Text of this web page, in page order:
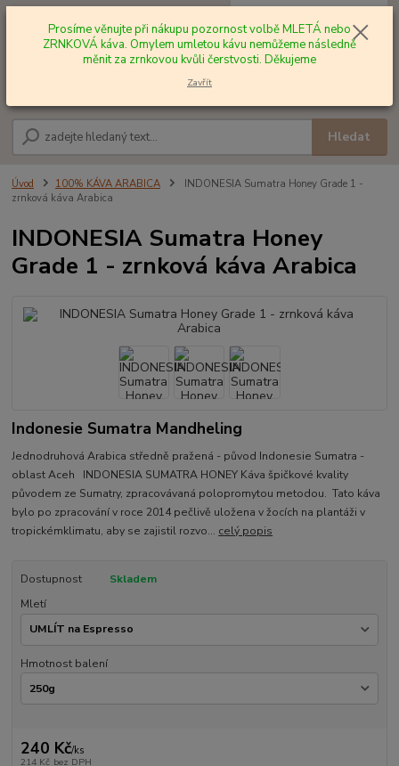
Hledat
+420 602 577 209 za0,00 Kč
Úvod 100% KÁVA ARABICA
INDONESIA Sumatra Honey Grade 1 -
zrnková káva Arabica
INDONESIA Sumatra Honey
Grade 1 - zrnková káva Arabica
Indonesie Sumatra Mandheling
Jednodruhová Arabica středně pražená - původ Indonesie Sumatra -
oblast Aceh INDONESIA SUMATRA HONEY Káva špičkové kvality
původem ze Sumatry, zpracovávaná polopromytou metodou. Tato káva
bylo po zpracování v roce 2014 pečlivě uložena v žocích na plantáži v
tropickémklimatu, aby se zajistil rozvo... celý popis
Dostupnost
Skladem
Mletí
Hmotnost balení
240 Kč/ks
214 Kč bez DPH
Prosíme věnujte při nákupu pozornost volbě MLETÁ nebo
ZRNKOVÁ káva. Omylem umletou kávu nemůžeme následně
měnit za zrnkovou kvůli čerstvosti. Děkujeme
Zavřít